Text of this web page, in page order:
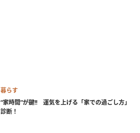
暮らす
“家時間”が鍵!! 運気を上げる「家での過ごし方」
診断！